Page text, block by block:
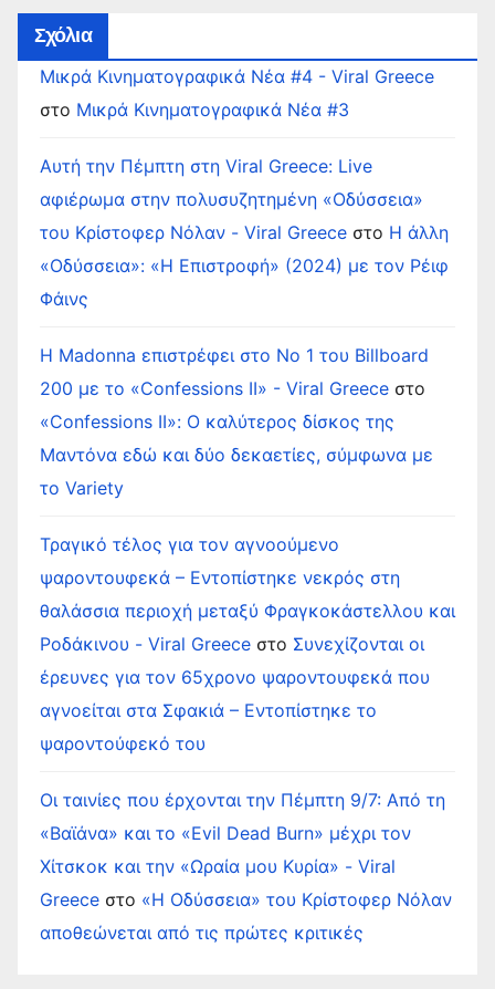
Σχόλια
Μικρά Κινηματογραφικά Νέα #4 - Viral Greece
στο Μικρά Κινηματογραφικά Νέα #3
Αυτή την Πέμπτη στη Viral Greece: Live
αφιέρωμα στην πολυσυζητημένη «Οδύσσεια»
του Κρίστοφερ Νόλαν - Viral Greece στο Η άλλη
«Οδύσσεια»: «Η Επιστροφή» (2024) με τον Ρέιφ
Φάινς
Η Madonna επιστρέφει στο Νο 1 του Billboard
200 με το «Confessions II» - Viral Greece στο
«Confessions II»: Ο καλύτερος δίσκος της
Μαντόνα εδώ και δύο δεκαετίες, σύμφωνα με
το Variety
Τραγικό τέλος για τον αγνοούμενο
ψαροντουφεκά – Εντοπίστηκε νεκρός στη
θαλάσσια περιοχή μεταξύ Φραγκοκάστελλου και
Ροδάκινου - Viral Greece στο Συνεχίζονται οι
έρευνες για τον 65χρονο ψαροντουφεκά που
αγνοείται στα Σφακιά – Εντοπίστηκε το
ψαροντούφεκό του
Οι ταινίες που έρχονται την Πέμπτη 9/7: Από τη
«Βαϊάνα» και το «Evil Dead Burn» μέχρι τον
Χίτσκοκ και την «Ωραία μου Κυρία» - Viral
Greece στο «Η Οδύσσεια» του Κρίστοφερ Νόλαν
αποθεώνεται από τις πρώτες κριτικές